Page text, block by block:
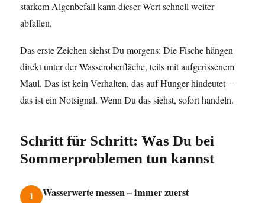
starkem Algenbefall kann dieser Wert schnell weiter
abfallen.
Das erste Zeichen siehst Du morgens: Die Fische hängen
direkt unter der Wasseroberfläche, teils mit aufgerissenem
Maul. Das ist kein Verhalten, das auf Hunger hindeutet –
das ist ein Notsignal. Wenn Du das siehst, sofort handeln.
Schritt für Schritt: Was Du bei
Sommerproblemen tun kannst
1 Wasserwerte messen – immer zuerst